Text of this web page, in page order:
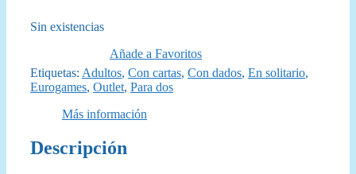
era:
44,95 €.
es:
Sin existencias
Añade a Favoritos
Etiquetas: Adultos, Con cartas, Con dados, En solitario,
Eurogames, Outlet, Para dos
Más información
Descripción